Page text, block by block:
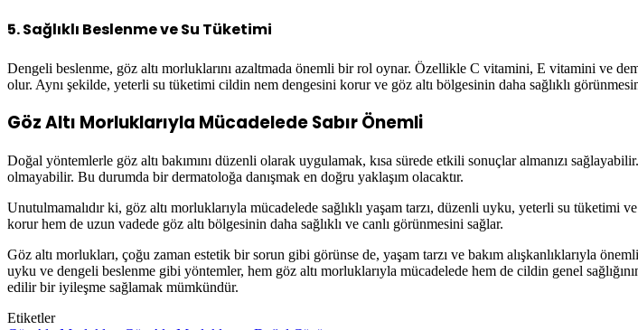
5. Sağlıklı Beslenme ve Su Tüketimi
Dengeli beslenme, göz altı morluklarını azaltmada önemli bir rol oynar. Özellikle C vitamini, E vitamini ve
olur. Aynı şekilde, yeterli su tüketimi cildin nem dengesini korur ve göz altı bölgesinin daha sağlıklı
Göz Altı Morluklarıyla Mücadelede Sabır Önemli
Doğal yöntemlerle göz altı bakımını düzenli olarak uygulamak, kısa sürede etkili sonuçlar almanızı
olmayabilir. Bu durumda bir dermatoloğa danışmak en doğru yaklaşım olacaktır.
Unutulmamalıdır ki, göz altı morluklarıyla mücadelede sağlıklı yaşam tarzı, düzenli uyku, yeterli su
korur hem de uzun vadede göz altı bölgesinin daha sağlıklı ve canlı görünmesini sağlar.
Göz altı morlukları, çoğu zaman estetik bir sorun gibi görünse de, yaşam tarzı ve bakım alışkanlıklarıyla
uyku ve dengeli beslenme gibi yöntemler, hem göz altı morluklarıyla mücadelede hem de cildin genel
edilir bir iyileşme sağlamak mümkündür.
Etiketler